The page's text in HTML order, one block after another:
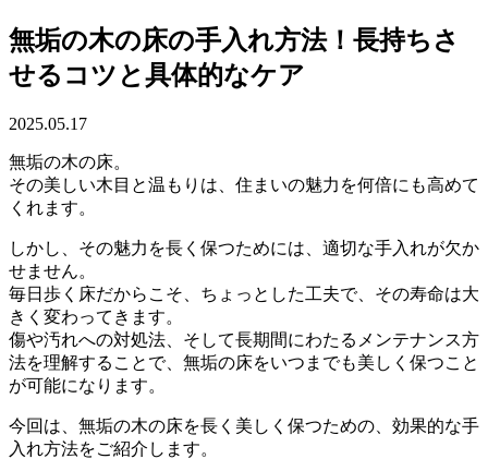
無垢の木の床の手入れ方法！長持ちさ
せるコツと具体的なケア
2025.05.17
無垢の木の床。
その美しい木目と温もりは、住まいの魅力を何倍にも高めて
くれます。
しかし、その魅力を長く保つためには、適切な手入れが欠か
せません。
毎日歩く床だからこそ、ちょっとした工夫で、その寿命は大
きく変わってきます。
傷や汚れへの対処法、そして長期間にわたるメンテナンス方
法を理解することで、無垢の床をいつまでも美しく保つこと
が可能になります。
今回は、無垢の木の床を長く美しく保つための、効果的な手
入れ方法をご紹介します。